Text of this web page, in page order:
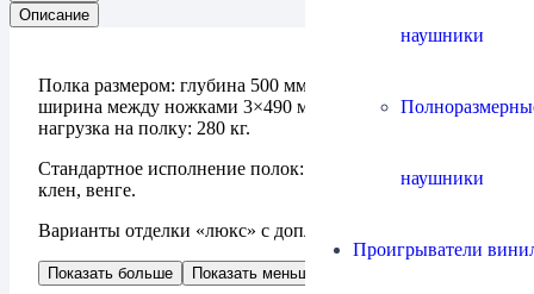
наушники
наушники
Проигрыватели
Описание
Полка размером: глубина 500 мм, ширина 1630 мм,
ширина между ножками 3×490 мм. Максимальная
нагрузка на полку: 280 кг.
Стандартное исполнение полок: черный, вишня, дуб,
клен, венге.
Варианты отделки «люкс» с доплатой: бамбук.
Показать больше Показать меньше